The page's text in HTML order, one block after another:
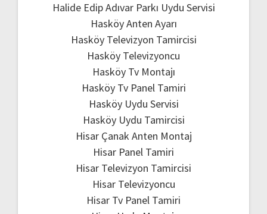
Halide Edip Adıvar Parkı Uydu Servisi
Hasköy Anten Ayarı
Hasköy Televizyon Tamircisi
Hasköy Televizyoncu
Hasköy Tv Montajı
Hasköy Tv Panel Tamiri
Hasköy Uydu Servisi
Hasköy Uydu Tamircisi
Hisar Çanak Anten Montaj
Hisar Panel Tamiri
Hisar Televizyon Tamircisi
Hisar Televizyoncu
Hisar Tv Panel Tamiri